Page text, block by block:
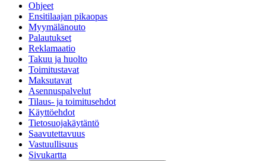
Ohjeet
Ensitilaajan pikaopas
Myymälänouto
Palautukset
Reklamaatio
Takuu ja huolto
Toimitustavat
Maksutavat
Asennuspalvelut
Tilaus- ja toimitusehdot
Käyttöehdot
Tietosuojakäytäntö
Saavutettavuus
Vastuullisuus
Sivukartta